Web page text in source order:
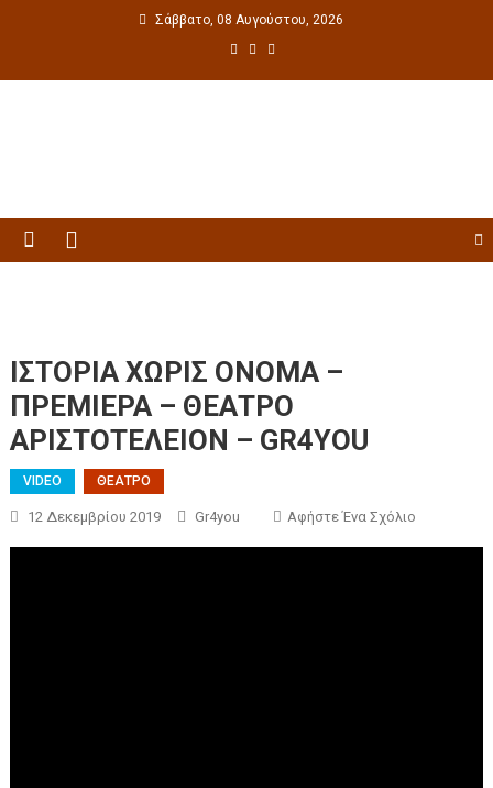
Σάββατο, 08 Αυγούστου, 2026
ΙΣΤΟΡΙΑ ΧΩΡΙΣ ΟΝΟΜΑ –
ΠΡΕΜΙΕΡΑ – ΘΕΑΤΡΟ
ΑΡΙΣΤΟΤΕΛΕΙΟΝ – GR4YOU
VIDEO ΘΕΑΤΡΟ
12 Δεκεμβρίου 2019 Gr4you Αφήστε Ένα Σχόλιο